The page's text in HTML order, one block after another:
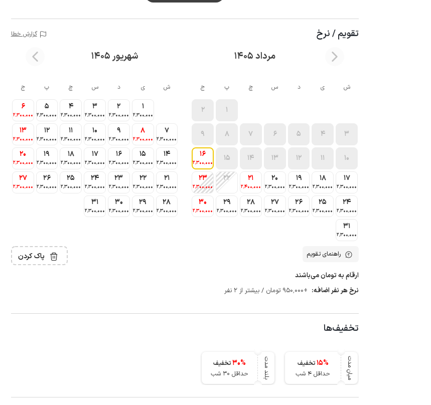
تقویم / نرخ گزارش خطا
مرداد 1405 شهریور 1405
ش ی د س چ پ ج
1
2
3
4
5
6
7
8
9
10
11
12
13
14
15
16
2٬300٬000
17
2٬300٬000
18
2٬300٬000
19
2٬300٬000
20
2٬300٬000
21
2٬400٬000
22
23
2٬300٬000
24
2٬300٬000
25
2٬300٬000
26
2٬300٬000
27
2٬300٬000
28
2٬300٬000
29
2٬300٬000
30
2٬300٬000
31
2٬300٬000
ش ی د س چ پ ج
1
2٬300٬000
2
2٬300٬000
3
2٬300٬000
4
2٬300٬000
5
2٬300٬000
6
2٬300٬000
7
2٬300٬000
8
2٬300٬000
9
2٬300٬000
10
2٬300٬000
11
2٬300٬000
12
2٬300٬000
13
2٬300٬000
14
2٬300٬000
15
2٬300٬000
16
2٬300٬000
17
2٬300٬000
18
2٬300٬000
19
2٬300٬000
20
2٬300٬000
21
2٬300٬000
22
2٬300٬000
23
2٬300٬000
24
2٬300٬000
25
2٬300٬000
26
2٬300٬000
27
2٬300٬000
28
2٬300٬000
29
2٬300٬000
30
2٬300٬000
31
2٬300٬000
راهنمای تقویم پاک کردن
ارقام به تومان می‌باشند
نرخ هر نفر اضافه: +950٬000 تومان / بیشتر از 2 نفر
تخفیف‌ها
میان مدت 15%
تخفیف
حداقل 4 شب
بلند مدت 30%
تخفیف
حداقل 30 شب